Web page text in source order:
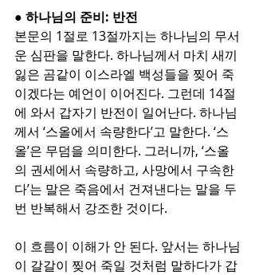
● 하나님의 준비: 반전
본문의 1절로 13절까지는 하나님의 무서
운 심판을 말한다. 하나님께서 마치 새끼
잃은 곰같이 이스라엘 백성들을 찢어 죽
이겠다는 예언이 이어진다. 그런데 14절
에 와서 갑자기 반전이 일어난다. 하나님
께서 ‘스올에서 속량한다’고 말한다. ‘스
올’은 무덤을 의미한다. 그러니까, ‘스올
의 권세에서 속량하고, 사망에서 구속한
다’는 말은 죽음에서 건져낸다는 말을 두
번 반복해서 강조한 것이다.
이 흐름이 이해가 안 된다. 앞서는 하나님
이 갈갈이 찢어 죽일 것처럼 말하다가 갑